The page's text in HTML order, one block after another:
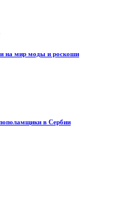
на мир моды и роскоши
в Сербии